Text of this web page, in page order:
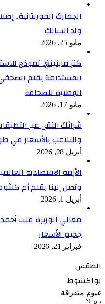
الجمارك الموريتانية..
ولد السالك
مايو 25, 2026
كنز ماينينغ.. نموذج
المستدامة بقلم
الوطنية للصحافة
مايو 17, 2026
شرائك النقل عبر
والتلاعب بالأسعار في
أبريل 28, 2026
الأزمة الاقتصادية
وتصل إلينا بقلم أم
أبريل 1, 2026
معالي الوزيرة منت
جحيم الأسعار
فبراير 21, 2026
الطقس
نواكشوط
غيوم متفرقة
℉